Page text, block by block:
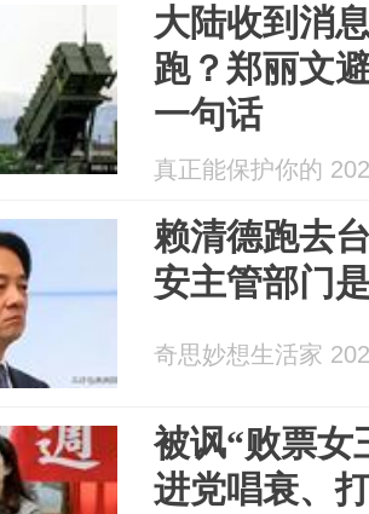
大陆收到消
跑？郑丽文
一句话
真正能保护你的
赖清德跑去
安主管部门
奇思妙想生活家
被讽“败票女
进党唱衰、